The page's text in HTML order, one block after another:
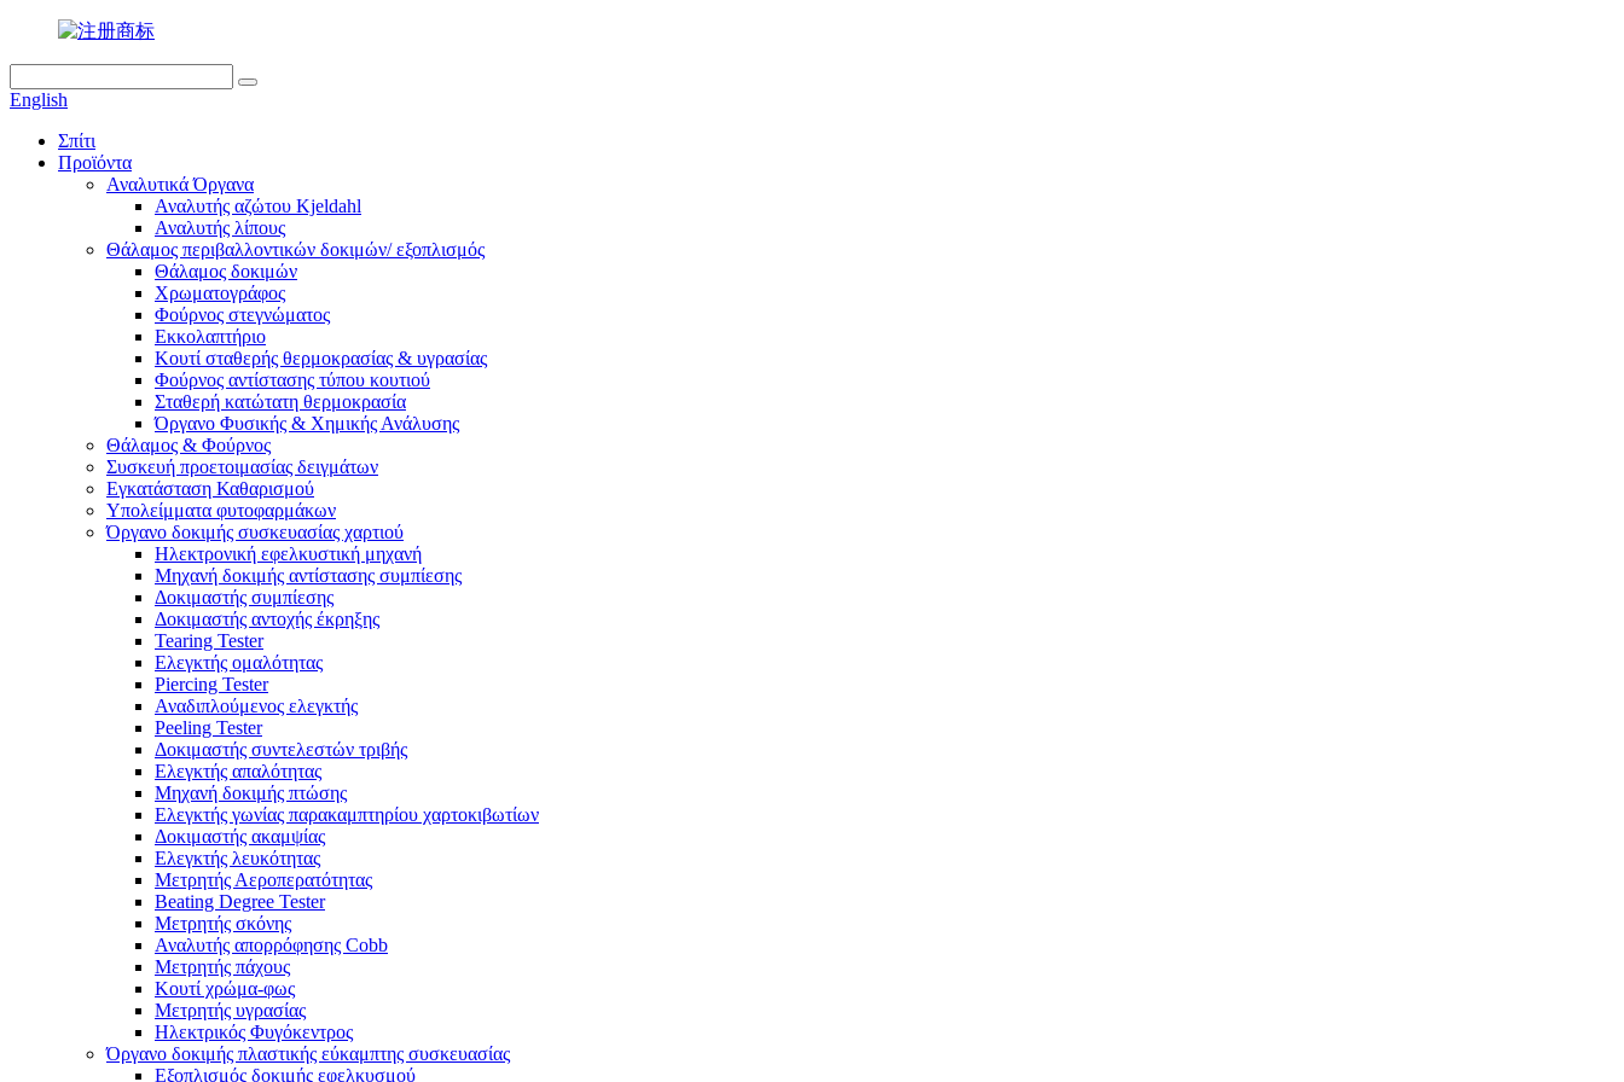
English
Σπίτι
Προϊόντα
Αναλυτικά Όργανα
Αναλυτής αζώτου Kjeldahl
Αναλυτής λίπους
Θάλαμος περιβαλλοντικών δοκιμών/ εξοπλισμός
Θάλαμος δοκιμών
Χρωματογράφος
Φούρνος στεγνώματος
Εκκολαπτήριο
Κουτί σταθερής θερμοκρασίας & υγρασίας
Φούρνος αντίστασης τύπου κουτιού
Σταθερή κατώτατη θερμοκρασία
Όργανο Φυσικής & Χημικής Ανάλυσης
Θάλαμος & Φούρνος
Συσκευή προετοιμασίας δειγμάτων
Εγκατάσταση Καθαρισμού
Υπολείμματα φυτοφαρμάκων
Όργανο δοκιμής συσκευασίας χαρτιού
Ηλεκτρονική εφελκυστική μηχανή
Μηχανή δοκιμής αντίστασης συμπίεσης
Δοκιμαστής συμπίεσης
Δοκιμαστής αντοχής έκρηξης
Tearing Tester
Ελεγκτής ομαλότητας
Piercing Tester
Αναδιπλούμενος ελεγκτής
Peeling Tester
Δοκιμαστής συντελεστών τριβής
Ελεγκτής απαλότητας
Μηχανή δοκιμής πτώσης
Ελεγκτής γωνίας παρακαμπτηρίου χαρτοκιβωτίων
Δοκιμαστής ακαμψίας
Ελεγκτής λευκότητας
Μετρητής Αεροπερατότητας
Beating Degree Tester
Μετρητής σκόνης
Αναλυτής απορρόφησης Cobb
Μετρητής πάχους
Κουτί χρώμα-φως
Μετρητής υγρασίας
Ηλεκτρικός Φυγόκεντρος
Όργανο δοκιμής πλαστικής εύκαμπτης συσκευασίας
Εξοπλισμός δοκιμής εφελκυσμού